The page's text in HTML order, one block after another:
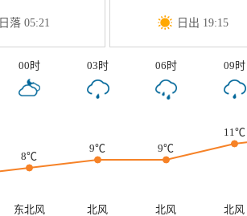
日落 05:21 日出 19:15
00时 03时 06时 09时
8℃
9℃ 9℃
11℃
东北风 北风 北风
北风